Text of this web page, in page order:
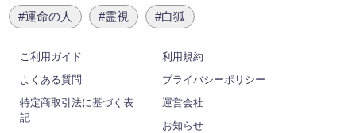
#運命の人 #霊視 #白狐
ご利用ガイド
利用規約
よくある質問
プライバシーポリシー
特定商取引法に基づく表
記
運営会社
お知らせ